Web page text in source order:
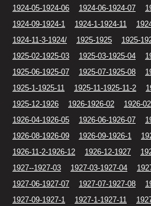
1924-05-1924-06
1924-06-1924-07
1924-09-1924-1
1924-1-1924-11
1924-11-3-1924/
1925-1925
1925-
1925-02-1925-03
1925-03-1925-04
1925-06-1925-07
1925-07-1925-08
1925-1-1925-11
1925-11-1925-11-2
1925-12-1926
1926-1926-02
1926-
1926-04-1926-05
1926-06-1926-07
1926-08-1926-09
1926-09-1926-1
1926-11-2-1926-12
1926-12-1927
1927--1927-03
1927-03-1927-04
1927-06-1927-07
1927-07-1927-08
1927-09-1927-1
1927-1-1927-11